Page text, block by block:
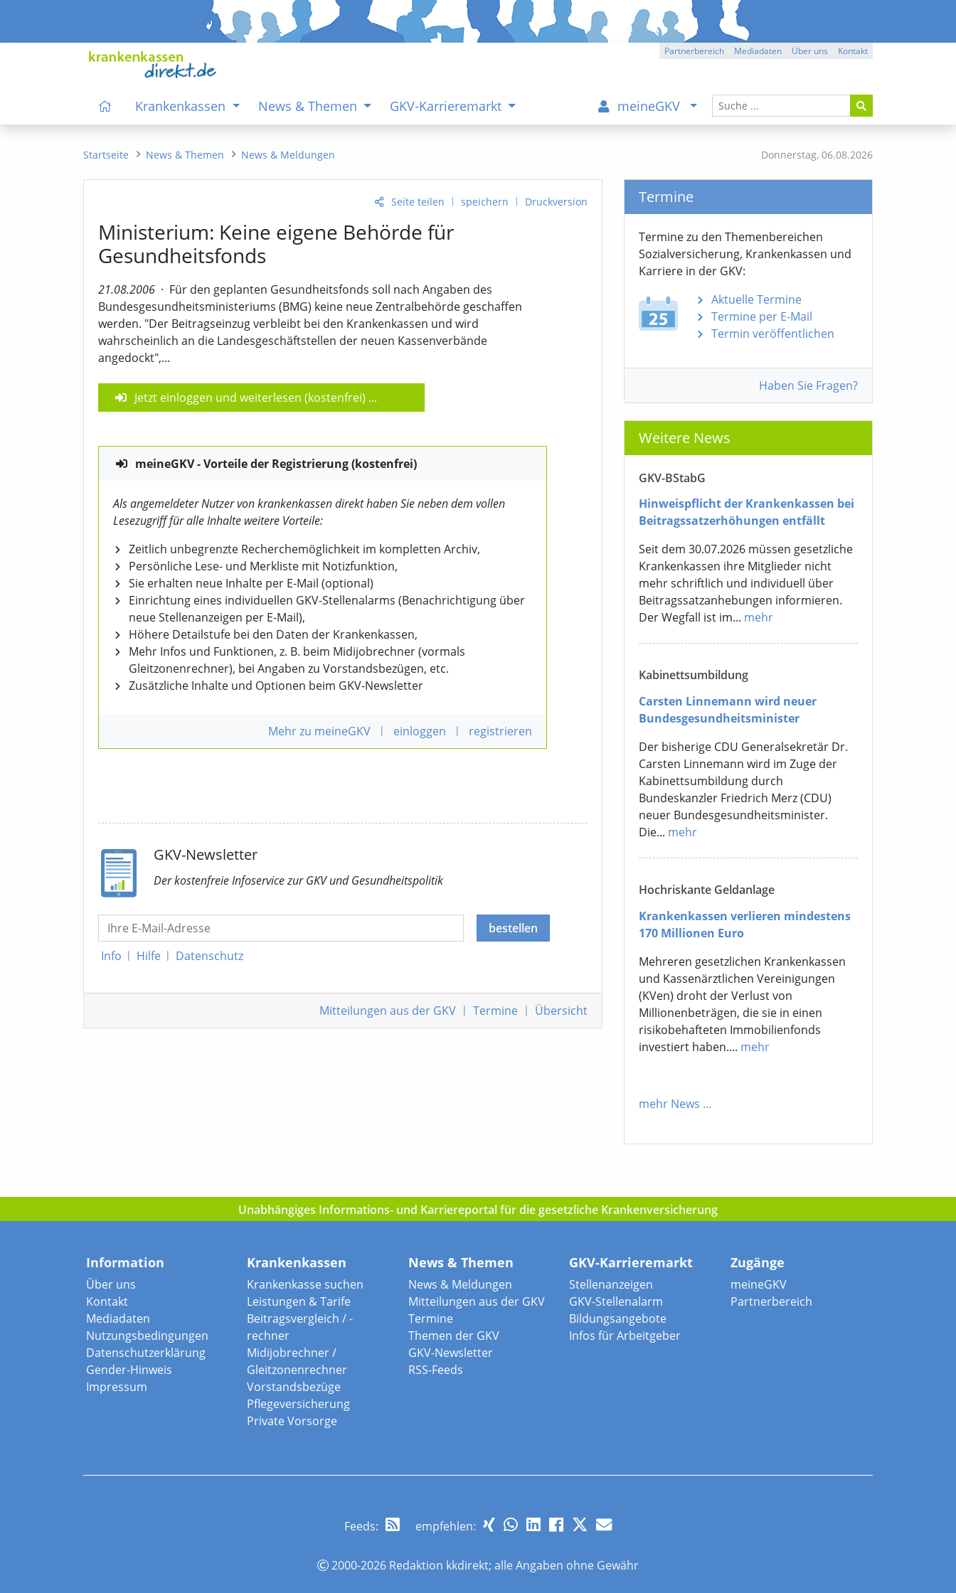
Partnerbereich Mediadaten Über uns Kontakt
Krankenkassen News & Themen GKV-Karrieremarkt meineGKV
Donnerstag, 06.08.2026
Startseite News & Themen News & Meldungen
Seite teilen | speichern | Druckversion
Ministerium: Keine eigene Behörde für
Gesundheitsfonds
21.08.2006 · Für den geplanten Gesundheitsfonds soll nach Angaben des
Bundesgesundheitsministeriums (BMG) keine neue Zentralbehörde geschaffen
werden. "Der Beitragseinzug verbleibt bei den Krankenkassen und wird
wahrscheinlich an die Landesgeschäftstellen der neuen Kassenverbände
angedockt",...
Jetzt einloggen und weiterlesen (kostenfrei) ...
meineGKV - Vorteile der Registrierung (kostenfrei)
Als angemeldeter Nutzer von krankenkassen direkt haben Sie neben dem vollen
Lesezugriff für alle Inhalte weitere Vorteile:
Zeitlich unbegrenzte Recherchemöglichkeit im kompletten Archiv,
Persönliche Lese- und Merkliste mit Notizfunktion,
Sie erhalten neue Inhalte per E-Mail (optional)
Einrichtung eines individuellen GKV-Stellenalarms (Benachrichtigung über
neue Stellenanzeigen per E-Mail),
Höhere Detailstufe bei den Daten der Krankenkassen,
Mehr Infos und Funktionen, z. B. beim Midijobrechner (vormals
Gleitzonenrechner), bei Angaben zu Vorstandsbezügen, etc.
Zusätzliche Inhalte und Optionen beim GKV-Newsletter
Mehr zu meineGKV | einloggen | registrieren
GKV-Newsletter
Der kostenfreie Infoservicezur GKVund Gesundheitspolitik
Info | Hilfe | Datenschutz
bestellen
Mitteilungen aus der GKV | Termine | Übersicht
Termine
Termine zu den Themen­bereichen
Sozialver­sicherung, Krankenkassen und
Karriere in der GKV:
Aktuelle Termine
Termine per E-Mail
Termin veröffentlichen
Haben Sie Fragen?
Weitere News
GKV-BStabG
Hinweispflicht der Krankenkassen bei
Beitragssatzerhöhungen entfällt
Seit dem 30.07.2026 müssen gesetzliche
Krankenkassen ihre Mitglieder nicht
mehr schriftlich und individuell über
Beitragssatzanhebungen informieren.
Der Wegfall ist im... mehr
Kabinettsumbildung
Carsten Linnemann wird neuer
Bundesgesundheitsminister
Der bisherige CDU Generalsekretär Dr.
Carsten Linnemann wird im Zuge der
Kabinettsumbildung durch
Bundeskanzler Friedrich Merz (CDU)
neuer Bundesgesundheitsminister.
Die... mehr
Hochriskante Geldanlage
Krankenkassen verlieren mindestens
170 Millionen Euro
Mehreren gesetzlichen Krankenkassen
und Kassenärztlichen Vereinigungen
(KVen) droht der Verlust von
Millionenbeträgen, die sie in einen
risikobehafteten Immobilienfonds
investiert haben.... mehr
mehr News ...
Unabhängiges Informations- und Karriereportal für die gesetzliche Krankenversicherung
Information
Über uns
Kontakt
Mediadaten
Nutzungsbedingungen
Datenschutzerklärung
Gender-Hinweis
Impressum
Krankenkassen
Krankenkasse suchen
Leistungen & Tarife
Beitragsvergleich / -
rechner
Midijobrechner /
Gleitzonenrechner
Vorstandsbezüge
Pflegeversicherung
Private Vorsorge
News & Themen
News & Meldungen
Mitteilungen aus der GKV
Termine
Themen der GKV
GKV-Newsletter
RSS-Feeds
GKV-Karrieremarkt
Stellenanzeigen
GKV-Stellenalarm
Bildungsangebote
Infos für Arbeitgeber
Zugänge
meineGKV
Partnerbereich
Feeds: empfehlen:
2000-2026 Redaktion kkdirekt; alle Angaben ohne Gewähr